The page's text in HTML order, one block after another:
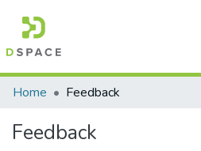
Communities & Collections
All of DSpace
Home Feedback
Feedback